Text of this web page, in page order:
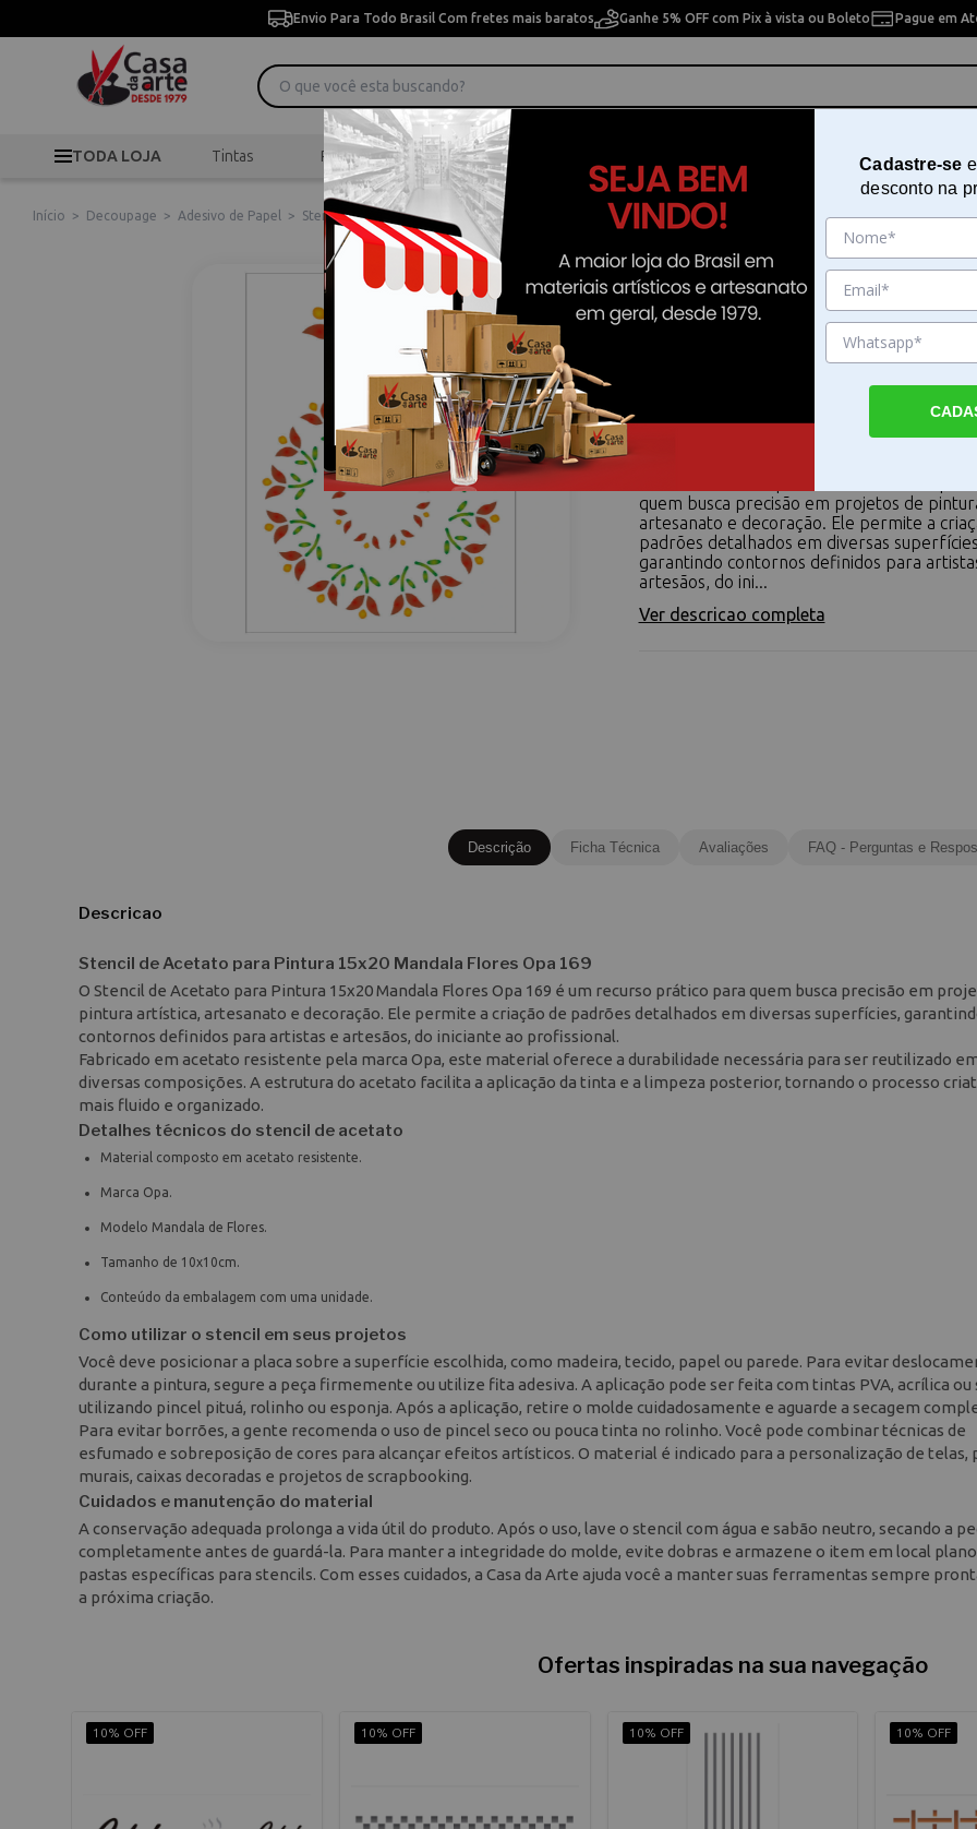
Envio Para Todo Brasil Com fretes mais baratos Ganhe 5% OFF com Pix à vista ou Boleto Pague em
TODA LOJA Tintas Pincéis Desenho Pintura
Início > Decoupage > Adesivo de Papel > Stencil de Acetato para Pintura 15x20 Mandala Flores Opa 169
Stencil de Acetato para Pintura
Mandala Flores Opa 169
Stencil de Acetato para Pintura 15x20
quem busca precisão em projetos de
artesanato e decoração. Ele permite a
padrões detalhados em diversas
garantindo contornos definidos para
artesãos, do ini...
Ver descricao completa
Descrição Ficha Técnica Avaliações FAQ - Perguntas e
Descricao
Stencil de Acetato para Pintura 15x20 Mandala Flores Opa 169
O Stencil de Acetato para Pintura 15x20 Mandala Flores Opa 169 é um recurso prático para quem busca precisão em
pintura artística, artesanato e decoração. Ele permite a criação de padrões detalhados em diversas superfícies,
contornos definidos para artistas e artesãos, do iniciante ao profissional.
Fabricado em acetato resistente pela marca Opa, este material oferece a durabilidade necessária para ser reutilizado
diversas composições. A estrutura do acetato facilita a aplicação da tinta e a limpeza posterior, tornando o processo
mais fluido e organizado.
Detalhes técnicos do stencil de acetato
Material composto em acetato resistente.
Marca Opa.
Modelo Mandala de Flores.
Tamanho de 10x10cm.
Conteúdo da embalagem com uma unidade.
Como utilizar o stencil em seus projetos
Você deve posicionar a placa sobre a superfície escolhida, como madeira, tecido, papel ou parede. Para evitar
durante a pintura, segure a peça firmemente ou utilize fita adesiva. A aplicação pode ser feita com tintas PVA, acrílica ou
utilizando pincel pituá, rolinho ou esponja. Após a aplicação, retire o molde cuidadosamente e aguarde a secagem
Para evitar borrões, a gente recomenda o uso de pincel seco ou pouca tinta no rolinho. Você pode combinar técnicas de
esfumado e sobreposição de cores para alcançar efeitos artísticos. O material é indicado para a personalização de telas,
murais, caixas decoradas e projetos de scrapbooking.
Cuidados e manutenção do material
A conservação adequada prolonga a vida útil do produto. Após o uso, lave o stencil com água e sabão neutro, secando a
completamente antes de guardá-la. Para manter a integridade do molde, evite dobras e armazene o item em local
pastas específicas para stencils. Com esses cuidados, a Casa da Arte ajuda você a manter suas ferramentas sempre
a próxima criação.
Ofertas inspiradas na sua navegação
10% OFF 10% OFF 10% OFF 10% OFF
Cadastre-se
desconto na